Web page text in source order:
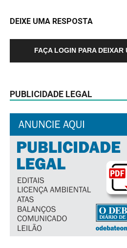
DEIXE UMA RESPOSTA
FAÇA LOGIN PARA DEIXAR
PUBLICIDADE LEGAL